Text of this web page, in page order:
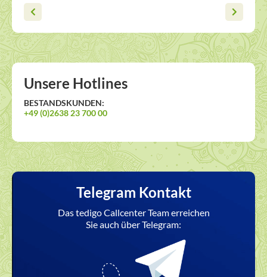
Unsere Hotlines
BESTANDSKUNDEN:
+49 (0)2638 23 700 00
Telegram Kontakt
Das tedigo Callcenter Team erreichen
Sie auch über Telegram: